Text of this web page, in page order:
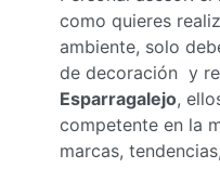
como quieres
ambiente, solo
de decoración y
Esparragalejo,
competente en la
marcas,